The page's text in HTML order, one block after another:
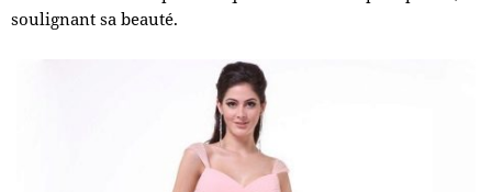
soulignant sa beauté.